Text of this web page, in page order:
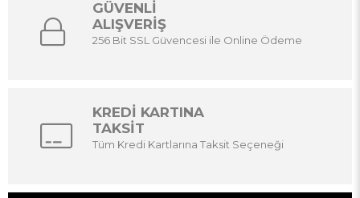
GÜVENLİ
ALIŞVERİŞ
256 Bit SSL Güvencesi ile Online Ödeme
KREDİ KARTINA
TAKSİT
Tüm Kredi Kartlarına Taksit Seçeneği